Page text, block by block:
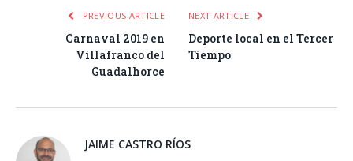
PREVIOUS ARTICLE
Carnaval 2019 en
Villafranco del
Guadalhorce
NEXT ARTICLE
Deporte local en el Tercer
Tiempo
JAIME CASTRO RÍOS